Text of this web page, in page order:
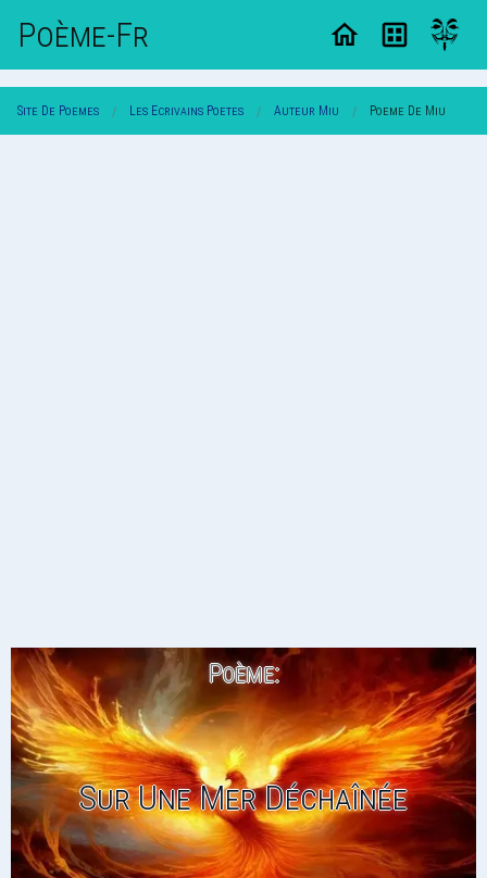
Poème-Fr
Site De Poemes Les Ecrivains Poetes Auteur Miu Poeme De Miu
Poème:
Sur Une Mer Déchaînée